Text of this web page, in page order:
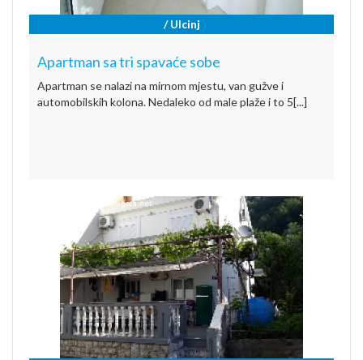
/ Ulcinj
Apartman sa tri spavaće sobe
Apartman se nalazi na mirnom mjestu, van gužve i
automobilskih kolona. Nedaleko od male plaže i to 5[...]